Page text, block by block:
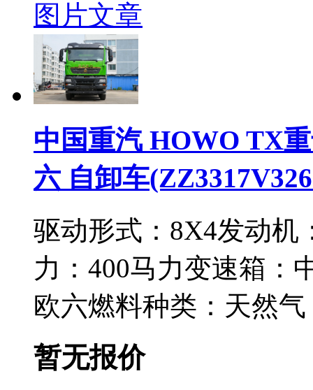
图片文章
中国重汽 HOWO TX
六 自卸车
驱动形式： 8X4发动机
力： 400马力变速箱：
欧六燃料种类： 天然气
暂无报价